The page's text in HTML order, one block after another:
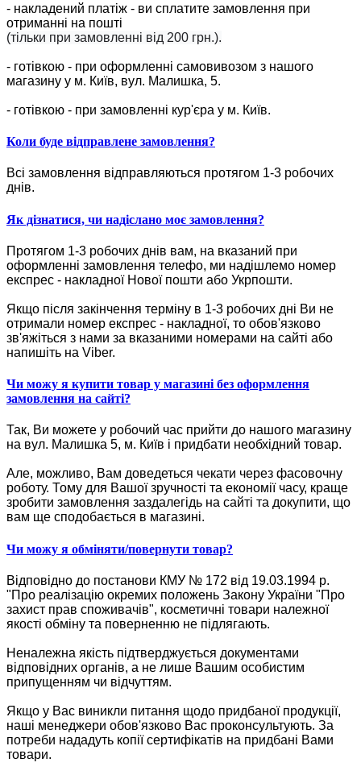
- накладений платіж - ви сплатите замовлення при
отриманні на пошті
(тільки при замовленні від 200 грн.).
- готівкою - при оформленні самовивозом з нашого
магазину у м. Київ, вул. Малишка, 5.
- готівкою - при замовленні кур'єра у м. Київ.
Коли буде відправлене замовлення?
Всі замовлення відправляються протягом 1-3 робочих
днів.
Як дізнатися, чи надіслано моє замовлення?
Протягом 1-3 робочих днів вам, на вказаний при
оформленні замовлення телефо, ми надішлемо номер
експрес - накладної Нової пошти або Укрпошти.
Якщо після закінчення терміну в 1-3 робочих дні Ви не
отримали номер експрес - накладної, то обов'язково
зв'яжіться з нами за вказаними номерами на сайті або
напишіть на Viber.
Чи можу я купити товар у магазині без оформлення
замовлення на сайті?
Так, Ви можете у робочий час прийти до нашого магазину
на вул. Малишка 5, м. Київ і придбати необхідний товар.
Але, можливо, Вам доведеться чекати через фасовочну
роботу. Тому для Вашої зручності та економії часу, краще
зробити замовлення заздалегідь на сайті та докупити, що
вам ще сподобається в магазині.
Чи можу я обміняти/повернути товар?
Відповідно до постанови КМУ № 172 від 19.03.1994 р.
"Про реалізацію окремих положень Закону України "Про
захист прав споживачів", косметичні товари належної
якості обміну та поверненню не підлягають.
Неналежна якість підтверджується документами
відповідних органів, а не лише Вашим особистим
припущенням чи відчуттям.
Якщо у Вас виникли питання щодо придбаної продукції,
наші менеджери обов'язково Вас проконсультують. За
потреби нададуть копії сертифікатів на придбані Вами
товари.